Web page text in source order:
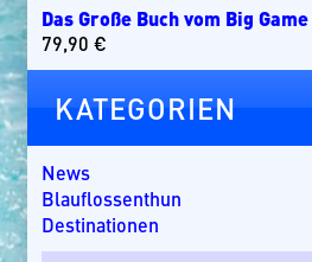
Das Große Buch vom Big
79,90 €
KATEGORIEN
News
Blauflossenthun
Destinationen